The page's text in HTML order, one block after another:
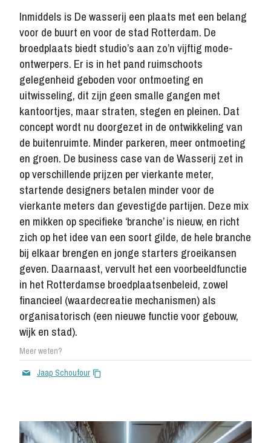
Meer weten?
Jaap Schoufour
Inmiddels is De wasserij een plaats met een belang
voor de buurt en voor de stad Rotterdam. De
broedplaats biedt studio’s aan zo’n vijftig mode-
ontwerpers. Er is in het pand ruimschoots
gelegenheid geboden voor ontmoeting en
uitwisseling, dit zijn geen smalle gangen met
kantoortjes, maar straten, stegen en pleinen. Dat
concept wordt nu doorgezet in de ontwikkeling van
de buitenruimte. Minder parkeren, meer ontmoeting
en groen. De business case van de Wasserij zet in
op verschillende prijzen per vierkante meter,
startende designers betalen minder voor de
vierkante meters dan gevestigde partijen. Deze mix
en mikken op specifieke ‘branche’ is nieuw, en richt
zich op het idee van een soort gilde, de hele branche
bij elkaar brengen en jonge starters groeikansen
geven. Daarnaast, vervult het een voorbeeldfunctie
in het Rotterdamse broedplaatsenbeleid, zowel
financieel (waardecreatie mechanismen) als
organisatorisch (een nieuwe functie voor gebouw,
wijk en stad).